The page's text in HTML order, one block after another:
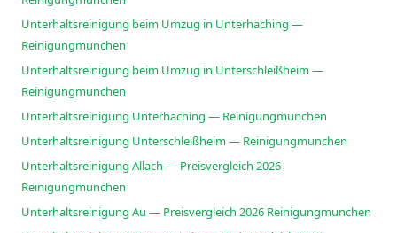
Unterhaltsreinigung beim Umzug in Unterhaching —
Reinigungmunchen
Unterhaltsreinigung beim Umzug in Unterschleißheim —
Reinigungmunchen
Unterhaltsreinigung Unterhaching — Reinigungmunchen
Unterhaltsreinigung Unterschleißheim — Reinigungmunchen
Unterhaltsreinigung Allach — Preisvergleich 2026
Reinigungmunchen
Unterhaltsreinigung Au — Preisvergleich 2026 Reinigungmunchen